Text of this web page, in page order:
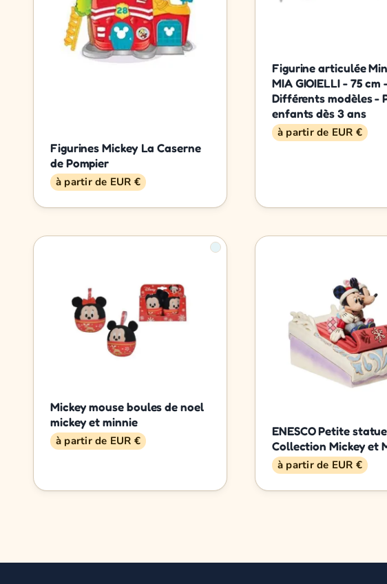
Figurines Mickey La Caserne
de Pompier
à partir de EUR €
Figurine articulée
MIA GIOIELLI - 75 cm
Différents modèles -
enfants dès 3 ans
à partir de EUR €
Mickey mouse boules de noel
mickey et minnie
à partir de EUR €
ENESCO Petite
Collection Mickey et
à partir de EUR €